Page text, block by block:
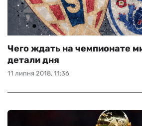
11 липня 2018, 11:36
Чего ждать на чемпионате
детали дня